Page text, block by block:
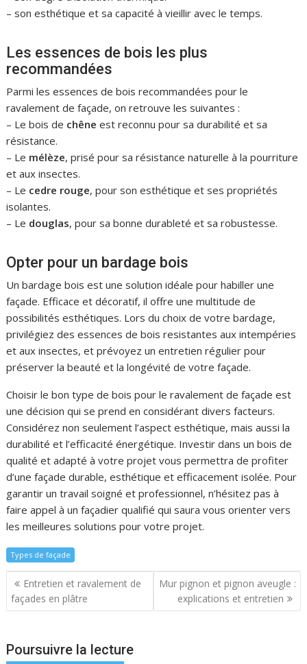
– son esthétique et sa capacité à vieillir avec le temps.
Les essences de bois les plus
recommandées
Parmi les essences de bois recommandées pour le
ravalement de façade, on retrouve les suivantes :
– Le bois de chêne est reconnu pour sa durabilité et sa
résistance.
– Le mélèze, prisé pour sa résistance naturelle à la pourriture
et aux insectes.
– Le cedre rouge, pour son esthétique et ses propriétés
isolantes.
– Le douglas, pour sa bonne durableté et sa robustesse.
Opter pour un bardage bois
Un bardage bois est une solution idéale pour habiller une
façade. Efficace et décoratif, il offre une multitude de
possibilités esthétiques. Lors du choix de votre bardage,
privilégiez des essences de bois resistantes aux intempéries
et aux insectes, et prévoyez un entretien régulier pour
préserver la beauté et la longévité de votre façade.
Choisir le bon type de bois pour le ravalement de façade est
une décision qui se prend en considérant divers facteurs.
Considérez non seulement l’aspect esthétique, mais aussi la
durabilité et l’efficacité énergétique. Investir dans un bois de
qualité et adapté à votre projet vous permettra de profiter
d’une façade durable, esthétique et efficacement isolée. Pour
garantir un travail soigné et professionnel, n’hésitez pas à
faire appel à un façadier qualifié qui saura vous orienter vers
les meilleures solutions pour votre projet.
Types de façade
Navigation
de
l’article
Entretien et ravalement de
façades en plâtre
Mur pignon et pignon aveugle :
explications et entretien
Poursuivre la lecture